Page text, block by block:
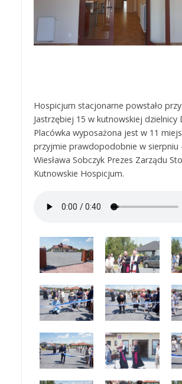
Hospicjum stacjonarne powstało przy
Jastrzębiej 15 w kutnowskiej dzielnicy
Placówka wyposażona jest w 11
przyjmie prawdopodobnie w sierpniu
Wiesława Sobczyk Prezes Zarządu
Kutnowskie Hospicjum.